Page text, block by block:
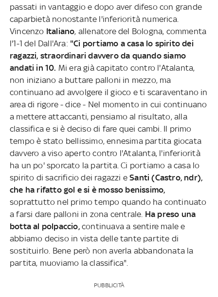
passati in vantaggio e dopo aver difeso con grande
caparbietà nonostante l'inferiorità numerica.
Vincenzo Italiano, allenatore del Bologna, commenta
l'1-1 del Dall'Ara: "Ci portiamo a casa lo spirito dei
ragazzi, straordinari davvero da quando siamo
andati in 10. Mi era già capitato contro l'Atalanta,
non iniziano a buttare palloni in mezzo, ma
continuano ad avvolgere il gioco e ti scaraventano in
area di rigore - dice - Nel momento in cui continuano
a mettere attaccanti, pensiamo al risultato, alla
classifica e si è deciso di fare quei cambi. Il primo
tempo è stato bellissimo, ennesima partita giocata
davvero a viso aperto contro l'Atalanta, l'inferiorità
ha un po' sporcato la partita. Ci portiamo a casa lo
spirito di sacrificio dei ragazzi eSanti (Castro, ndr),
che ha rifatto gol e si è mosso benissimo,
soprattutto nel primo tempo quando ha continuato
a farsi dare palloni in zona centrale. Ha preso una
botta al polpaccio,continuava a sentire male e
abbiamo deciso in vista delle tante partite di
sostituirlo. Bene però non averla abbandonata la
partita, muoviamo la classifica".
PUBBLICITÀ